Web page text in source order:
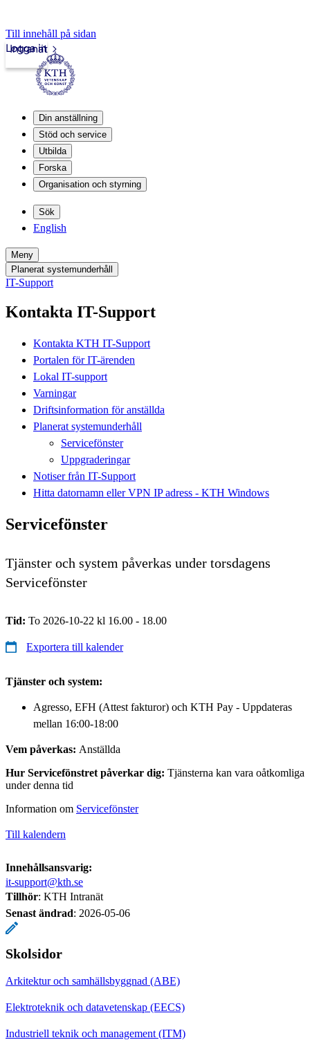
Till innehåll på sidan
Intranät
Logga in
Din anställning
Stöd och service
Utbilda
Forska
Organisation och styrning
Sök
English
Meny
Planerat systemunderhåll
IT-Support
Kontakta IT-Support
Kontakta KTH IT-Support
Portalen för IT-ärenden
Lokal IT-support
Varningar
Driftsinformation för anställda
Planerat systemunderhåll
Servicefönster
Uppgraderingar
Notiser från IT-Support
Hitta datornamn eller VPN IP adress - KTH Windows
Servicefönster
Tjänster och system påverkas under torsdagens
Servicefönster
Tid: To 2026-10-22 kl 16.00 - 18.00
Exportera till kalender
Tjänster och system:
Agresso, EFH (Attest fakturor) och KTH Pay - Uppdateras
mellan 16:00-18:00
Vem påverkas: Anställda
Hur Servicefönstret påverkar dig: Tjänsterna kan vara oåtkomliga
under denna tid
Information om Servicefönster
Till kalendern
Innehållsansvarig:
it-support@kth.se
Tillhör: KTH Intranät
Senast ändrad: 2026-05-06
Skolsidor
Arkitektur och samhällsbyggnad (ABE)
Elektroteknik och datavetenskap (EECS)
Industriell teknik och management (ITM)